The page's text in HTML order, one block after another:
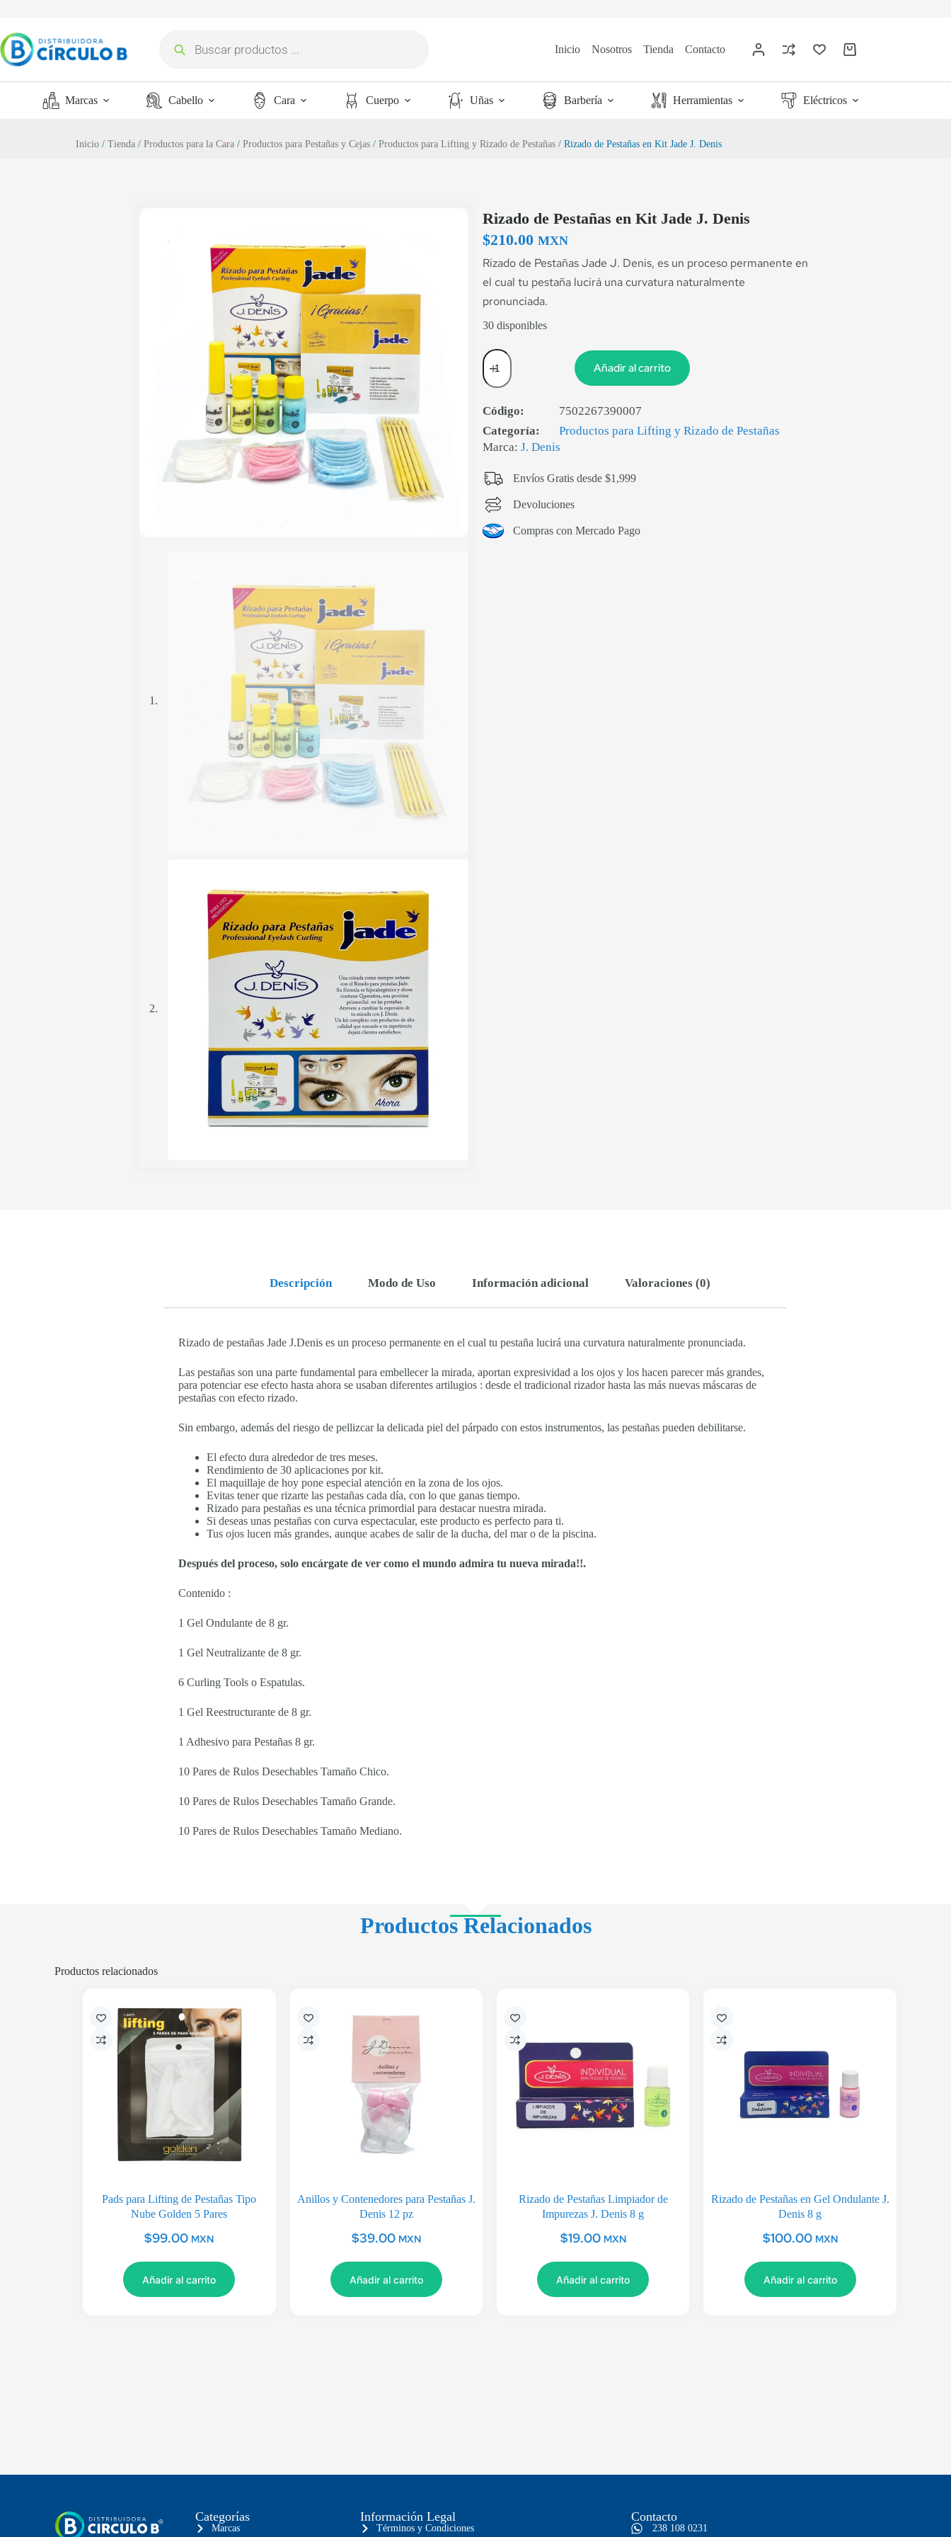
Inicio Nosotros Tienda Contacto
Marcas Cabello Cara Cuerpo Uñas Barbería Herramientas Eléctricos
Inicio /Tienda /Productos para la Cara /Productos para Pestañas y Cejas /Productos para Lifting y Rizado de Pestañas / Rizado de Pestañas en Kit Jade J. Denis
Rizado de Pestañas en Kit Jade J. Denis
$210.00 MXN
Rizado de Pestañas Jade J. Denis, es un proceso permanente en
el cual tu pestaña lucirá una curvatura naturalmente
pronunciada.
30 disponibles
Añadir al carrito
Código:
7502267390007
Categoría:
Productos para Lifting y Rizado de Pestañas
Marca: J. Denis
Envíos Gratis desde $1,999
Devoluciones
Compras con Mercado Pago
Descripción Modo de Uso Información adicional Valoraciones (0)
Rizado de pestañas Jade J.Denis es un proceso permanente en el cual tu pestaña lucirá una curvatura naturalmente pronunciada.
Las pestañas son una parte fundamental para embellecer la mirada, aportan expresividad a los ojos y los hacen parecer más grandes,
para potenciar ese efecto hasta ahora se usaban diferentes artilugios : desde el tradicional rizador hasta las más nuevas máscaras de
pestañas con efecto rizado.
Sin embargo, además del riesgo de pellizcar la delicada piel del párpado con estos instrumentos, las pestañas pueden debilitarse.
El efecto dura alrededor de tres meses.
Rendimiento de 30 aplicaciones por kit.
El maquillaje de hoy pone especial atención en la zona de los ojos.
Evitas tener que rizarte las pestañas cada día, con lo que ganas tiempo.
Rizado para pestañas es una técnica primordial para destacar nuestra mirada.
Si deseas unas pestañas con curva espectacular, este producto es perfecto para ti.
Tus ojos lucen más grandes, aunque acabes de salir de la ducha, del mar o de la piscina.
Después del proceso, solo encárgate de ver como el mundo admira tu nueva mirada!!.
Contenido :
1 Gel Ondulante de 8 gr.
1 Gel Neutralizante de 8 gr.
6 Curling Tools o Espatulas.
1 Gel Reestructurante de 8 gr.
1 Adhesivo para Pestañas 8 gr.
10 Pares de Rulos Desechables Tamaño Chico.
10 Pares de Rulos Desechables Tamaño Grande.
10 Pares de Rulos Desechables Tamaño Mediano.
Productos Relacionados
Productos relacionados
Pads para Lifting de Pestañas Tipo
Nube Golden 5 Pares
$99.00 MXN
Añadir al carrito
Anillos y Contenedores para Pestañas J.
Denis 12 pz
$39.00 MXN
Añadir al carrito
Rizado de Pestañas Limpiador de
Impurezas J. Denis 8 g
$19.00 MXN
Añadir al carrito
Rizado de Pestañas en Gel Ondulante J.
Denis 8 g
$100.00 MXN
Añadir al carrito
Categorías
Marcas
Información Legal
Términos y Condiciones
Contacto
238 108 0231